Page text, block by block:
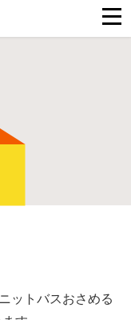
ットバスおさめる